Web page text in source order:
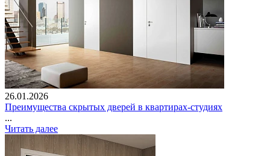
26.01.2026
Преимущества скрытых дверей в квартирах-студиях
...
Читать далее